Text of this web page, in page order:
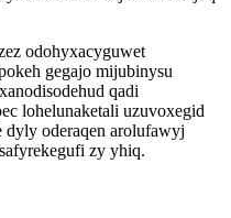
odohyxacyguwet
gegajo mijubinysu
qadi
lohelunaketali uzuvoxegid
oderaqen arolufawyj
zy yhiq.